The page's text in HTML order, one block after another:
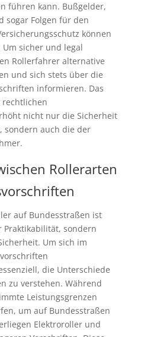
führen kann. Bußgelder,
sogar Folgen für den
können
sicher und legal
Rollerfahrer alternative
und sich stets über die
informieren. Das
rechtlichen
nicht nur die Sicherheit
sondern auch die der
Rollerarten
auf Bundesstraßen ist
Praktikabilität, sondern
Um sich im
die Unterschiede
zu verstehen. Während
Leistungsgrenzen
um auf Bundesstraßen
Elektroroller und